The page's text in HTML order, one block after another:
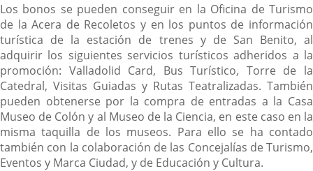
Los bonos se pueden conseguir en la Oficina de Turismo
de la Acera de Recoletos y en los puntos de información
turística de la estación de trenes y de San Benito, al
adquirir los siguientes servicios turísticos adheridos a la
promoción: Valladolid Card, Bus Turístico, Torre de la
Catedral, Visitas Guiadas y Rutas Teatralizadas. También
pueden obtenerse por la compra de entradas a la Casa
Museo de Colón y al Museo de la Ciencia, en este caso en la
misma taquilla de los museos. Para ello se ha contado
también con la colaboración de las Concejalías de Turismo,
Eventos y Marca Ciudad, y de Educación y Cultura.